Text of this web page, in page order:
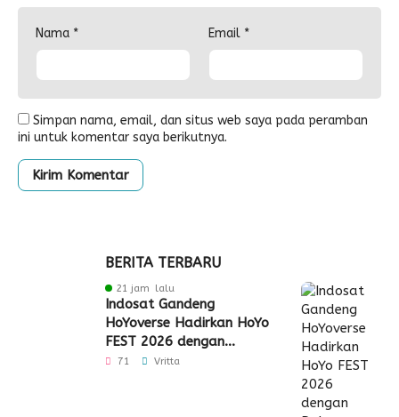
Nama * Email *
Simpan nama, email, dan situs web saya pada peramban
ini untuk komentar saya berikutnya.
BERITA TERBARU
21 jam lalu
Indosat Gandeng
HoYoverse Hadirkan HoYo
FEST 2026 dengan
Dukungan 5G
71 Vritta